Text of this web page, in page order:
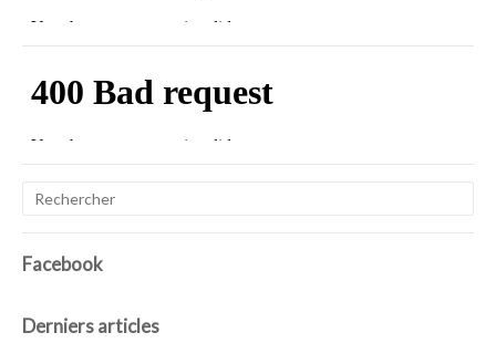
Facebook
Derniers articles